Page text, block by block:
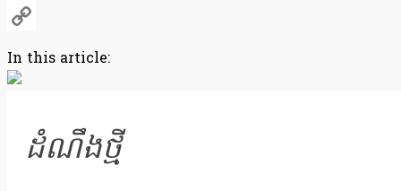
Telegram
Link
In this article:
ដំណឹងថ្មី